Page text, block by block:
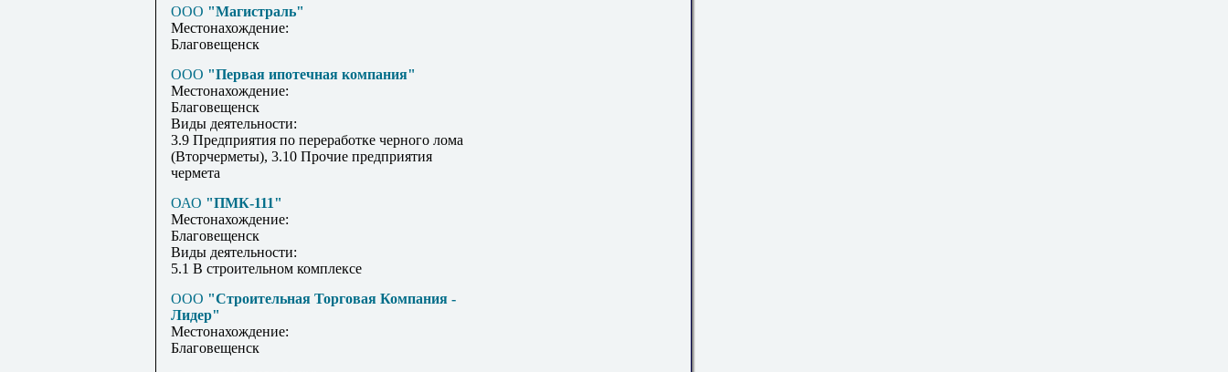
ООО "Магистраль"
Местонахождение:
Благовещенск
ООО "Первая ипотечная компания"
Местонахождение:
Благовещенск
Виды деятельности:
3.9 Предприятия по переработке черного лома
(Вторчерметы), 3.10 Прочие предприятия
чермета
ОАО "ПМК-111"
Местонахождение:
Благовещенск
Виды деятельности:
5.1 В строительном комплексе
ООО "Строительная Торговая Компания -
Лидер"
Местонахождение:
Благовещенск